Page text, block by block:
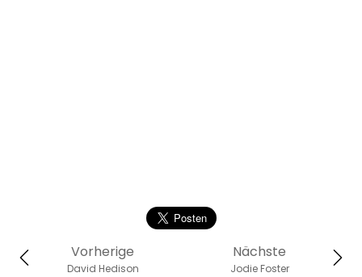
Nächste
Jodie Foster
Vorherige
David Hedison